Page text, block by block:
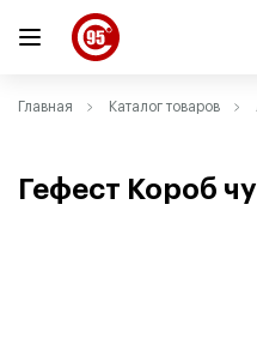
Главная Каталог товаров
Гефест Короб
ВЕРНУТЬСЯ
ВЕРНУТЬСЯ